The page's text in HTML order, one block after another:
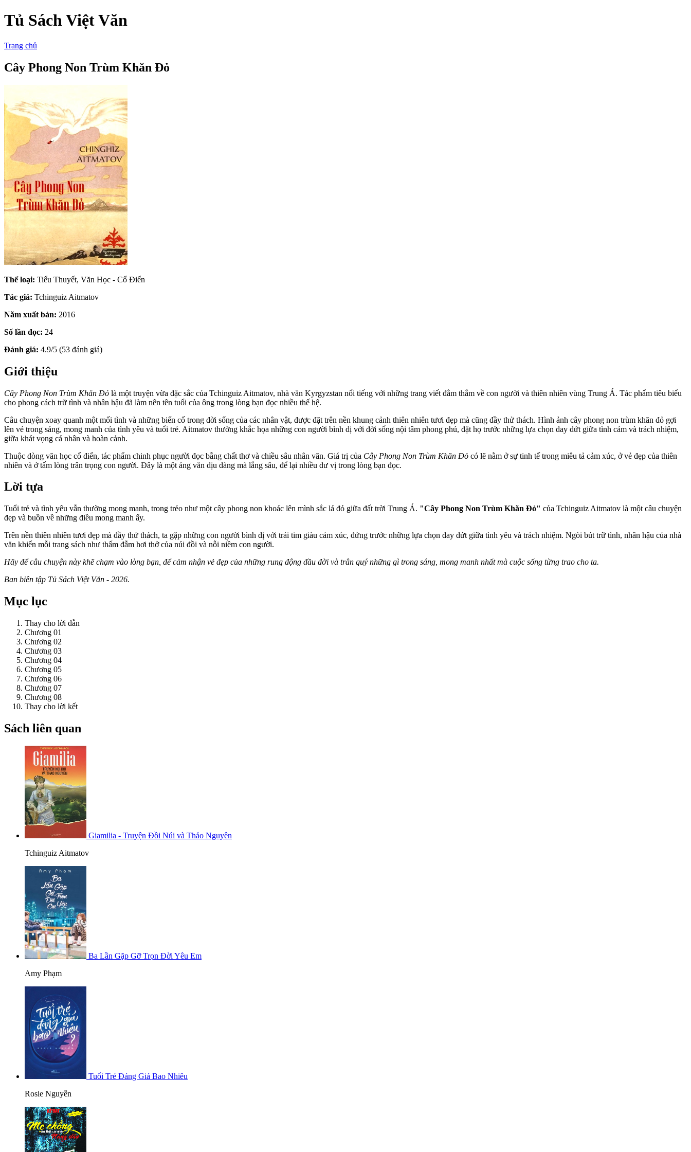
Tủ Sách Việt Văn
Trang chủ
Cây Phong Non Trùm Khăn Đỏ
Thể loại: Tiểu Thuyết, Văn Học - Cổ Điển
Tác giả: Tchinguiz Aitmatov
Năm xuất bản: 2016
Số lần đọc: 24
Đánh giá: 4.9/5 (53 đánh giá)
Giới thiệu
Cây Phong Non Trùm Khăn Đỏ là một truyện vừa đặc sắc của Tchinguiz Aitmatov, nhà văn Kyrgyzstan nổi tiếng với những trang viết đằm thắm về con người và thiên nhiên vùng Trung Á. Tác phẩm tiêu biểu
cho phong cách trữ tình và nhân hậu đã làm nên tên tuổi của ông trong lòng bạn đọc nhiều thế hệ.
Câu chuyện xoay quanh một mối tình và những biến cố trong đời sống của các nhân vật, được đặt trên nền khung cảnh thiên nhiên tươi đẹp mà cũng đầy thử thách. Hình ảnh cây phong non trùm khăn đỏ gợi
lên vẻ trong sáng, mong manh của tình yêu và tuổi trẻ. Aitmatov thường khắc họa những con người bình dị với đời sống nội tâm phong phú, đặt họ trước những lựa chọn day dứt giữa tình cảm và trách nhiệm,
giữa khát vọng cá nhân và hoàn cảnh.
Thuộc dòng văn học cổ điển, tác phẩm chinh phục người đọc bằng chất thơ và chiều sâu nhân văn. Giá trị của Cây Phong Non Trùm Khăn Đỏ có lẽ nằm ở sự tinh tế trong miêu tả cảm xúc, ở vẻ đẹp của thiên
nhiên và ở tấm lòng trân trọng con người. Đây là một áng văn dịu dàng mà lắng sâu, để lại nhiều dư vị trong lòng bạn đọc.
Lời tựa
Tuổi trẻ và tình yêu vẫn thường mong manh, trong trẻo như một cây phong non khoác lên mình sắc lá đỏ giữa đất trời Trung Á. "Cây Phong Non Trùm Khăn Đỏ" của Tchinguiz Aitmatov là một câu chuyện
đẹp và buồn về những điều mong manh ấy.
Trên nền thiên nhiên tươi đẹp mà đầy thử thách, ta gặp những con người bình dị với trái tim giàu cảm xúc, đứng trước những lựa chọn day dứt giữa tình yêu và trách nhiệm. Ngòi bút trữ tình, nhân hậu của nhà
văn khiến mỗi trang sách như thấm đẫm hơi thở của núi đồi và nỗi niềm con người.
Hãy để câu chuyện này khẽ chạm vào lòng bạn, để cảm nhận vẻ đẹp của những rung động đầu đời và trân quý những gì trong sáng, mong manh nhất mà cuộc sống từng trao cho ta.
Ban biên tập Tủ Sách Việt Văn - 2026.
Mục lục
Thay cho lời dẫn
Chương 01
Chương 02
Chương 03
Chương 04
Chương 05
Chương 06
Chương 07
Chương 08
Thay cho lời kết
Sách liên quan
Giamilia - Truyện Đồi Núi và Thảo Nguyên
Tchinguiz Aitmatov
Ba Lần Gặp Gỡ Trọn Đời Yêu Em
Amy Phạm
Tuổi Trẻ Đáng Giá Bao Nhiêu
Rosie Nguyễn